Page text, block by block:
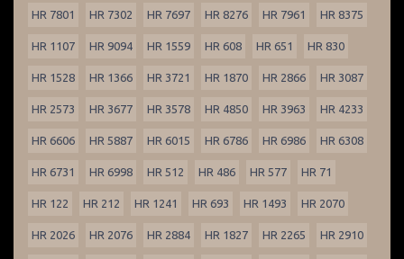
HR 7801 HR 7302 HR 7697 HR 8276 HR 7961 HR 8375
HR 1107 HR 9094 HR 1559 HR 608 HR 651 HR 830
HR 1528 HR 1366 HR 3721 HR 1870 HR 2866 HR 3087
HR 2573 HR 3677 HR 3578 HR 4850 HR 3963 HR 4233
HR 6606 HR 5887 HR 6015 HR 6786 HR 6986 HR 6308
HR 6731 HR 6998 HR 512 HR 486 HR 577 HR 71
HR 122 HR 212 HR 1241 HR 693 HR 1493 HR 2070
HR 2026 HR 2076 HR 2884 HR 1827 HR 2265 HR 2910